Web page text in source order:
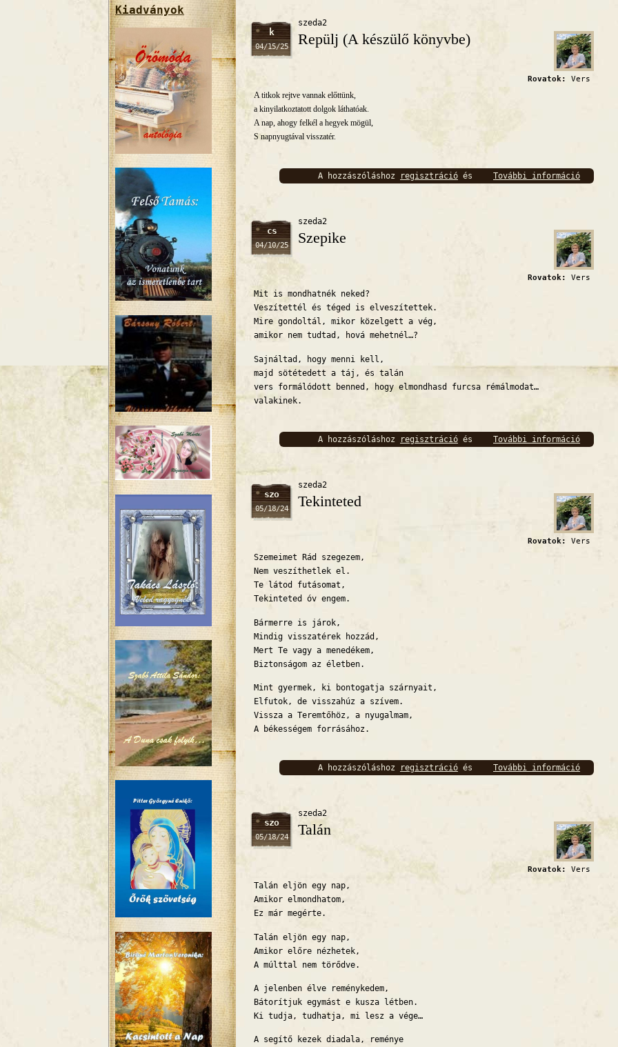
Kiadványok
k
04/15/25
szeda2
Repülj (A készülő könyvbe)
Rovatok: Vers
A titkok rejtve vannak előttünk,
a kinyilatkoztatott dolgok láthatóak.
A nap, ahogy felkél a hegyek mögül,
S napnyugtával visszatér.
További információ Repülj
A hozzászóláshoz regisztráció és
cs
04/10/25
szeda2
Szepike
Rovatok: Vers
Mit is mondhatnék neked?
Veszítettél és téged is elveszítettek.
Mire gondoltál, mikor közelgett a vég,
amikor nem tudtad, hová mehetnél…?
Sajnáltad, hogy menni kell,
majd sötétedett a táj, és talán
vers formálódott benned, hogy elmondhasd furcsa rémálmodat…
valakinek.
További információ
A hozzászóláshoz regisztráció és
szo
05/18/24
szeda2
Tekinteted
Rovatok: Vers
Szemeimet Rád szegezem,
Nem veszíthetlek el.
Te látod futásomat,
Tekinteted óv engem.
Bármerre is járok,
Mindig visszatérek hozzád,
Mert Te vagy a menedékem,
Biztonságom az életben.
Mint gyermek, ki bontogatja szárnyait,
Elfutok, de visszahúz a szívem.
Vissza a Teremtőhöz, a nyugalmam,
A békességem forrásához.
További információ
A hozzászóláshoz regisztráció és
szo
05/18/24
szeda2
Talán
Rovatok: Vers
Talán eljön egy nap,
Amikor elmondhatom,
Ez már megérte.
Talán eljön egy nap,
Amikor előre nézhetek,
A múlttal nem törődve.
A jelenben élve reménykedem,
Bátorítjuk egymást e kusza létben.
Ki tudja, tudhatja, mi lesz a vége…
A segítő kezek diadala, reménye